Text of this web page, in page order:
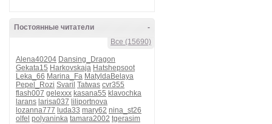
-
Постоянные читатели
Все (15690)
Alena40204 Dansing_Dragon
Gekata15 Harkovskaja Hatshepsoot
Leka_66 Marina_Fa MatyldaBelaya
Pepel_Rozi Svaril Tatwas cvr355
flash007 gelexxx kasana55 klavochka
larans larisa037 liliportnova
lozanna777 luda33 mary62 nina_st26
olfel polyaninka tamara2002 tgerasim